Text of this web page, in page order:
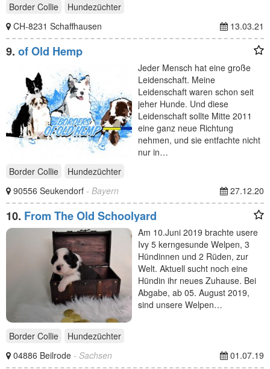
Border Collie
Hundezüchter
CH-8231 Schaffhausen
13.03.21
9. of Old Hemp
Jeder Mensch hat eine große
Leidenschaft. Meine
Leidenschaft waren schon seit
jeher Hunde. Und diese
Leidenschaft sollte Mitte 2011
eine ganz neue Richtung
nehmen, und sie entfachte nicht
nur in…
Border Collie
Hundezüchter
90556 Seukendorf - Bayern 27.12.20
10. From The Old Schoolyard
Am 10.Juni 2019 brachte usere
Ivy 5 kerngesunde Welpen, 3
Hündinnen und 2 Rüden, zur
Welt. Aktuell sucht noch eine
Hündin ihr neues Zuhause. Bei
Abgabe, ab 05. August 2019,
sind unsere Welpen…
Border Collie
Hundezüchter
04886 Beilrode - Sachsen 01.07.19